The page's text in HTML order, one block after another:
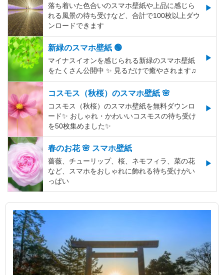
落ち着いた色合いのスマホ壁紙や上品に感じら
れる風景の待ち受けなど、合計で100枚以上ダウ
ンロードできます
新緑のスマホ壁紙 🟢
マイナスイオンを感じられる新緑のスマホ壁紙
をたくさん公開中 ✨ 見るだけで癒やされます♫
コスモス（秋桜）のスマホ壁紙 🌸
コスモス（秋桜）のスマホ壁紙を無料ダウンロ
ード✨️ おしゃれ・かわいいコスモスの待ち受け
を50枚集めました✨️
春のお花 🌸 スマホ壁紙
薔薇、チューリップ、桜、ネモフィラ、菜の花
など、スマホをおしゃれに飾れる待ち受けがい
っぱい